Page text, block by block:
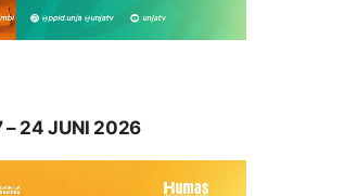
– 24 JUNI 2026